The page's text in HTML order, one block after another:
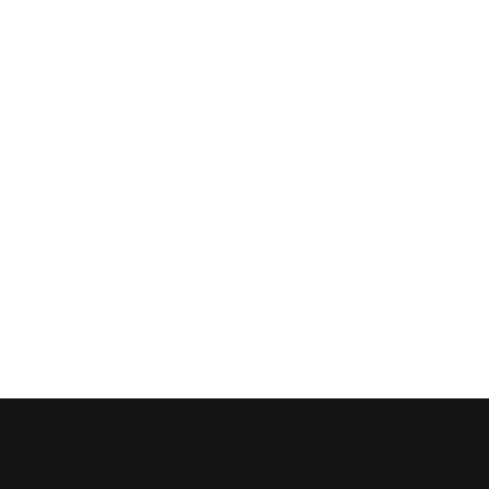
Personnalisez vos préférences pour